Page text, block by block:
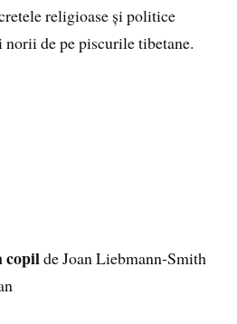
religioase și politice
norii de pe piscurile tibetane.
copilde Joan Liebmann-Smith